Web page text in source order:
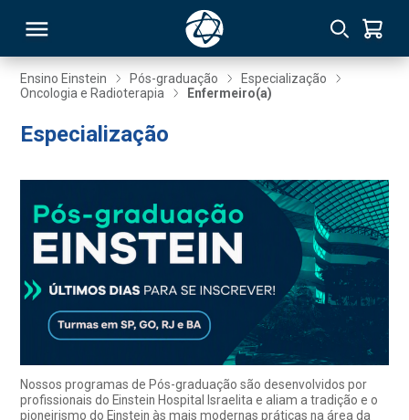
Ensino Einstein Pós-graduação
Especialização
Oncologia e Radioterapia
Enfermeiro(a)
Especialização
Nossos programas de Pós-graduação são desenvolvidos por
profissionais do Einstein Hospital Israelita e aliam a tradição e o
pioneirismo do Einstein às mais modernas práticas na área da